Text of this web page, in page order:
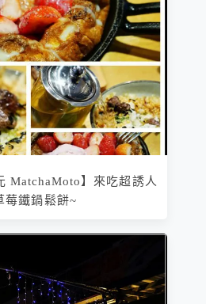
MatchaMoto】來吃超誘人
莓鐵鍋鬆餅~